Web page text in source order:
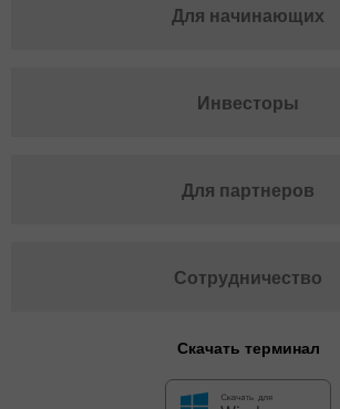
Для начинающих
Инвесторы
Для партнеров
Сотрудничество
Скачать терминал